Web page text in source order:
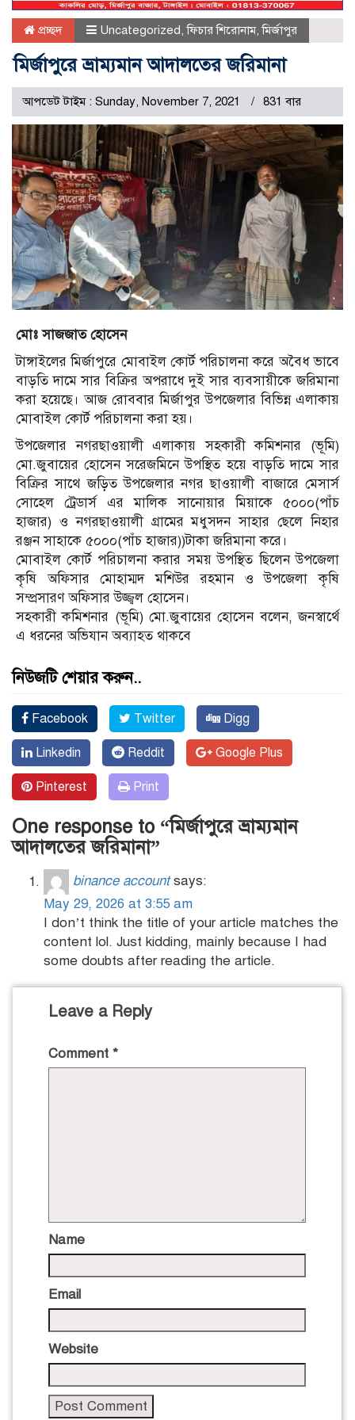
প্রচ্ছদ Uncategorized ,ফিচার শিরোনাম,মির্জাপুর
মির্জাপুরে ভ্রাম্যমান আদালতের জরিমানা
আপডেট টাইম : Sunday, November 7, 2021 831 বার
মোঃ সাজজাত হোসেন
টাঙ্গাইলের মির্জাপুরে মোবাইল কোর্ট পরিচালনা করে অবৈধ ভাবে
বাড়তি দামে সার বিক্রির অপরাধে দুই সার ব্যবসায়ীকে জরিমানা
করা হয়েছে। আজ রোববার মির্জাপুর উপজেলার বিভিন্ন এলাকায়
মোবাইল কোর্ট পরিচালনা করা হয়।
উপজেলার নগরছাওয়ালী এলাকায় সহকারী কমিশনার (ভূমি)
মো.জুবায়ের হোসেন সরেজমিনে উপস্থিত হয়ে বাড়তি দামে সার
বিক্রির সাথে জড়িত উপজেলার নগর ছাওয়ালী বাজারে মেসার্স
সোহেল ট্রেডার্স এর মালিক সানোয়ার মিয়াকে ৫০০০(পাঁচ
হাজার) ও নগরছাওয়ালী গ্রামের মধুসদন সাহার ছেলে নিহার
রঞ্জন সাহাকে ৫০০০(পাঁচ হাজার))টাকা জরিমানা করে।
মোবাইল কোর্ট পরিচালনা করার সময় উপস্থিত ছিলেন উপজেলা
কৃষি অফিসার মোহাম্মদ মশিউর রহমান ও উপজেলা কৃষি
সম্প্রসারণ অফিসার উজ্জ্বল হোসেন।
সহকারী কমিশনার (ভূমি) মো.জুবায়ের হোসেন বলেন, জনস্বার্থে
এ ধরনের অভিযান অব্যাহত থাকবে
নিউজটি শেয়ার করুন..
Facebook Twitter Digg
Linkedin Reddit Google Plus
Pinterest Print
One response to “মির্জাপুরে ভ্রাম্যমান
আদালতের জরিমানা”
binance account says:
May 29, 2026 at 3:55 am
I don’t think the title of your article matches the
content lol. Just kidding, mainly because I had
some doubts after reading the article.
Leave a Reply
Comment *
Name
Email
Website